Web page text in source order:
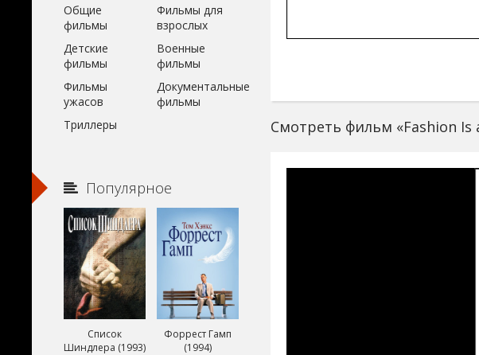
Смотреть фильм «Fashion Is
Общие
фильмы
Фильмы для
взрослых
Детские
фильмы
Военные
фильмы
Фильмы
ужасов
Документальные
фильмы
Триллеры
Популярное
Список
Шиндлера (1993)
Форрест Гамп
(1994)